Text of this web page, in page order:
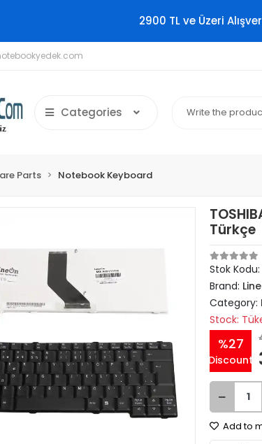
2900 TL ve Üzeri
Categories
Parts Notebook Keyboard
Türkçe
Stok Kodu:
Brand:
Category:
Stock:
%27
Discount
Add to